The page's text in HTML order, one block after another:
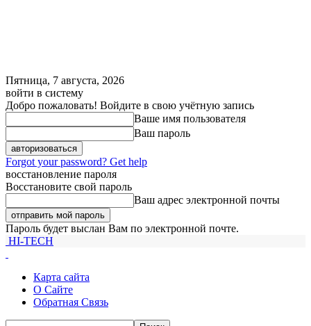
Пятница, 7 августа, 2026
войти в систему
Добро пожаловать! Войдите в свою учётную запись
Ваше имя пользователя
Ваш пароль
Forgot your password? Get help
восстановление пароля
Восстановите свой пароль
Ваш адрес электронной почты
Пароль будет выслан Вам по электронной почте.
HI-TECH
Карта сайта
О Сайте
Обратная Связь